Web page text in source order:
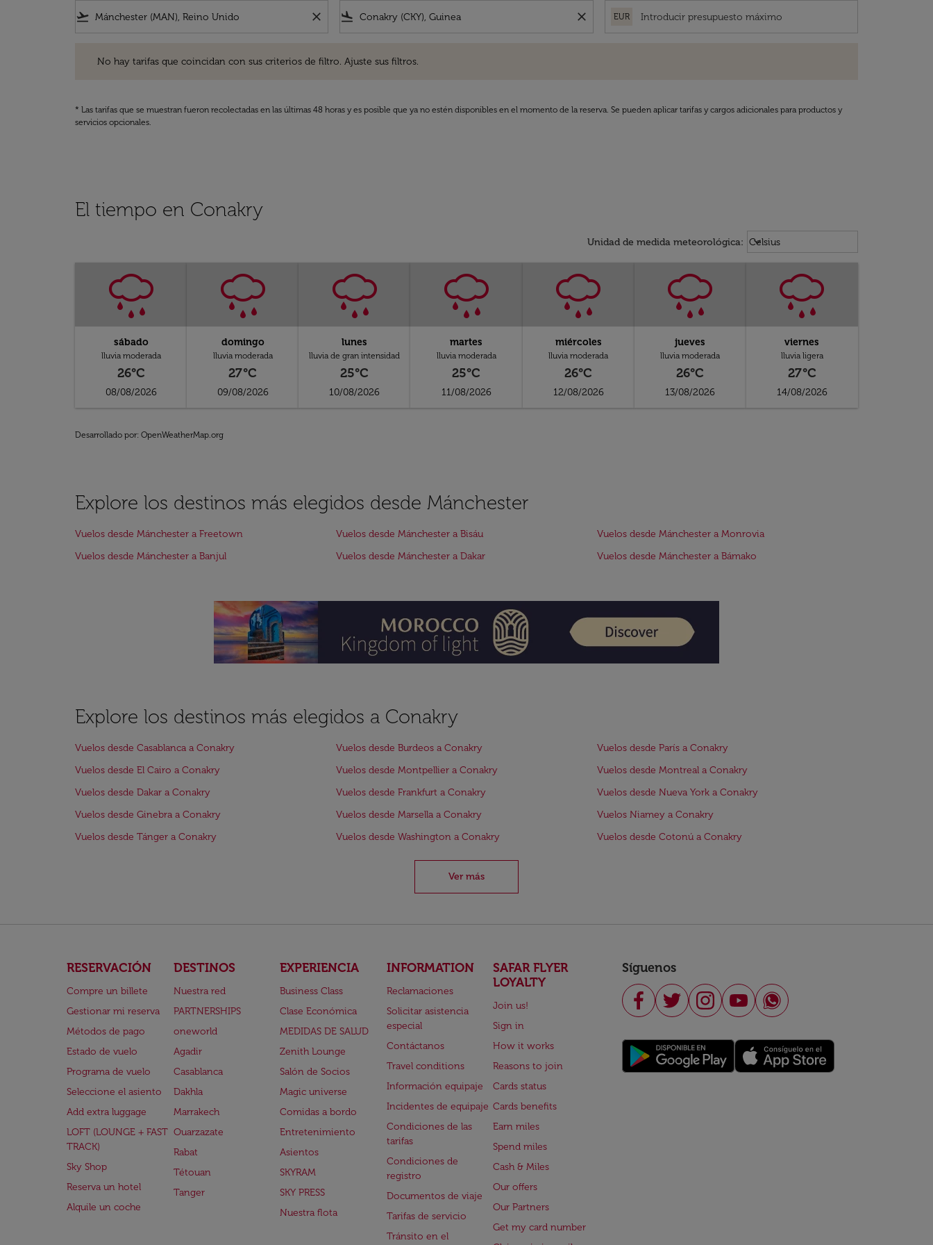
flight_takeoff close flight_land close EUR
No hay tarifas que coincidan con sus criterios de filtro. Ajuste sus filtros.
* Las tarifas que se muestran fueron recolectadas en las últimas 48 horas y es posible que ya no estén disponibles en el momento de la reserva. Se pueden aplicar tarifas y cargos adicionales para productos y
servicios opcionales.
El tiempo en Conakry
Unidad de medida meteorológica: Weather unit option Celsius
Celsius
keyboard_arrow_down
sábado
lluvia moderada
26°C
08/08/2026
domingo
lluvia moderada
27°C
09/08/2026
lunes
lluvia de gran intensidad
25°C
10/08/2026
martes
lluvia moderada
25°C
11/08/2026
miércoles
lluvia moderada
26°C
12/08/2026
jueves
lluvia moderada
26°C
13/08/2026
viernes
lluvia ligera
27°C
14/08/2026
Desarrollado por: OpenWeatherMap.org
Explore los destinos más elegidos desde Mánchester
Vuelos desde Mánchester a Freetown Vuelos desde Mánchester a Bisáu
Vuelos desde Mánchester a Monrovia
Vuelos desde Mánchester a Banjul
Vuelos desde Mánchester a Dakar Vuelos desde Mánchester a Bámako
Explore los destinos más elegidos a Conakry
Vuelos desde Casablanca a Conakry Vuelos desde Burdeos a Conakry
Vuelos desde París a Conakry
Vuelos desde El Cairo a Conakry
Vuelos desde Montpellier a Conakry
Vuelos desde Montreal a Conakry
Vuelos desde Dakar a Conakry
Vuelos desde Frankfurt a Conakry
Vuelos desde Nueva York a Conakry
Vuelos desde Ginebra a Conakry
Vuelos desde Marsella a Conakry
Vuelos Niamey a Conakry
Vuelos desde Tánger a Conakry
Vuelos desde Washington a Conakry Vuelos desde Cotonú a Conakry
Ver más
RESERVACIÓN
Compre un billete
Gestionar mi reserva
Métodos de pago
Estado de vuelo
Programa de vuelo
Seleccione el asiento
Add extra luggage
LOFT (LOUNGE + FAST
TRACK)
Sky Shop
Reserva un hotel
Alquile un coche
DESTINOS
Nuestra red
PARTNERSHIPS
oneworld
Agadir
Casablanca
Dakhla
Marrakech
Ouarzazate
Rabat
Tétouan
Tanger
EXPERIENCIA
Business Class
Clase Económica
MEDIDAS DE SALUD
Zenith Lounge
Salón de Socios
Magic universe
Comidas a bordo
Entretenimiento
Asientos
SKYRAM
SKY PRESS
Nuestra flota
INFORMATION
Reclamaciones
Solicitar asistencia
especial
Contáctanos
Travel conditions
Información equipaje
Incidentes de equipaje
Condiciones de las
tarifas
Condiciones de
registro
Documentos de viaje
Tarifas de servicio
Tránsito en el
SAFAR FLYER
LOYALTY
Join us!
Sign in
How it works
Reasons to join
Cards status
Cards benefits
Earn miles
Spend miles
Cash & Miles
Our offers
Our Partners
Get my card number
Síguenos